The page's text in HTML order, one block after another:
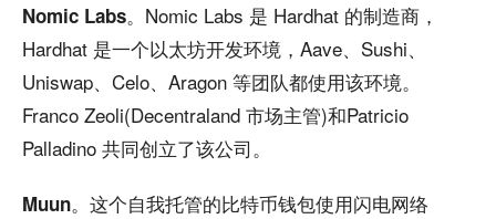
Nomic Labs。Nomic Labs 是 Hardhat 的制造商，
Hardhat 是一个以太坊开发环境，Aave、Sushi、
Uniswap、Celo、Aragon 等团队都使用该环境。
Franco Zeoli(Decentraland 市场主管)和Patricio
Palladino 共同创立了该公司。
Muun。这个自我托管的比特币钱包使用闪电网络